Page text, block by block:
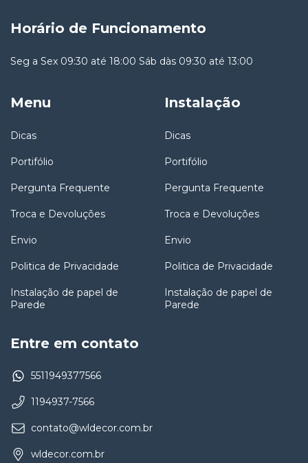
Horário de Funcionamento
Seg a Sex 09:30 até 18:00 Sáb dàs 09:30 até 13:00
Menu
Dicas
Portifólio
Pergunta Frequente
Troca e Devoluções
Envio
Politica de Privacidade
Instalação de papel de
Parede
Instalação
Dicas
Portifólio
Pergunta Frequente
Troca e Devoluções
Envio
Politica de Privacidade
Instalação de papel de
Parede
Entre em contato
5511949377566
1194937-7566
contato@wldecor.com.br
wldecor.com.br